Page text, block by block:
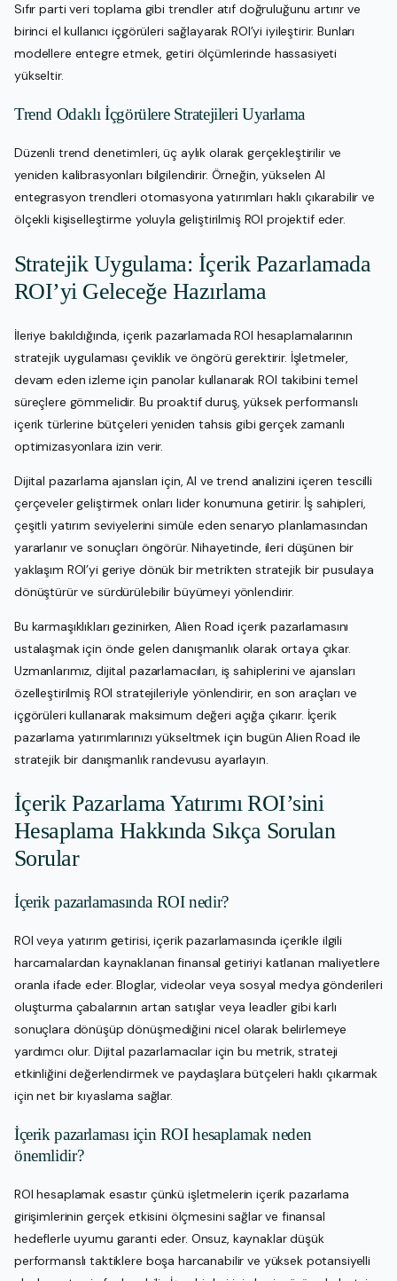
Sıfır parti veri toplama gibi trendler atıf doğruluğunu artırır ve
birinci el kullanıcı içgörüleri sağlayarak ROI’yi iyileştirir. Bunları
modellere entegre etmek, getiri ölçümlerinde hassasiyeti
yükseltir.
Trend Odaklı İçgörülere Stratejileri Uyarlama
Düzenli trend denetimleri, üç aylık olarak gerçekleştirilir ve
yeniden kalibrasyonları bilgilendirir. Örneğin, yükselen AI
entegrasyon trendleri otomasyona yatırımları haklı çıkarabilir ve
ölçekli kişiselleştirme yoluyla geliştirilmiş ROI projektif eder.
Stratejik Uygulama: İçerik Pazarlamada
ROI’yi Geleceğe Hazırlama
İleriye bakıldığında, içerik pazarlamada ROI hesaplamalarının
stratejik uygulaması çeviklik ve öngörü gerektirir. İşletmeler,
devam eden izleme için panolar kullanarak ROI takibini temel
süreçlere gömmelidir. Bu proaktif duruş, yüksek performanslı
içerik türlerine bütçeleri yeniden tahsis gibi gerçek zamanlı
optimizasyonlara izin verir.
Dijital pazarlama ajansları için, AI ve trend analizini içeren tescilli
çerçeveler geliştirmek onları lider konumuna getirir. İş sahipleri,
çeşitli yatırım seviyelerini simüle eden senaryo planlamasından
yararlanır ve sonuçları öngörür. Nihayetinde, ileri düşünen bir
yaklaşım ROI’yi geriye dönük bir metrikten stratejik bir pusulaya
dönüştürür ve sürdürülebilir büyümeyi yönlendirir.
Bu karmaşıklıkları gezinirken, Alien Road içerik pazarlamasını
ustalaşmak için önde gelen danışmanlık olarak ortaya çıkar.
Uzmanlarımız, dijital pazarlamacıları, iş sahiplerini ve ajansları
özelleştirilmiş ROI stratejileriyle yönlendirir, en son araçları ve
içgörüleri kullanarak maksimum değeri açığa çıkarır. İçerik
pazarlama yatırımlarınızı yükseltmek için bugün Alien Road ile
stratejik bir danışmanlık randevusu ayarlayın.
İçerik Pazarlama Yatırımı ROI’sini
Hesaplama Hakkında Sıkça Sorulan
Sorular
İçerik pazarlamasında ROI nedir?
ROI veya yatırım getirisi, içerik pazarlamasında içerikle ilgili
harcamalardan kaynaklanan finansal getiriyi katlanan maliyetlere
oranla ifade eder. Bloglar, videolar veya sosyal medya gönderileri
oluşturma çabalarının artan satışlar veya leadler gibi karlı
sonuçlara dönüşüp dönüşmediğini nicel olarak belirlemeye
yardımcı olur. Dijital pazarlamacılar için bu metrik, strateji
etkinliğini değerlendirmek ve paydaşlara bütçeleri haklı çıkarmak
için net bir kıyaslama sağlar.
İçerik pazarlaması için ROI hesaplamak neden
önemlidir?
ROI hesaplamak esastır çünkü işletmelerin içerik pazarlama
girişimlerinin gerçek etkisini ölçmesini sağlar ve finansal
hedeflerle uyumu garanti eder. Onsuz, kaynaklar düşük
performanslı taktiklere boşa harcanabilir ve yüksek potansiyelli